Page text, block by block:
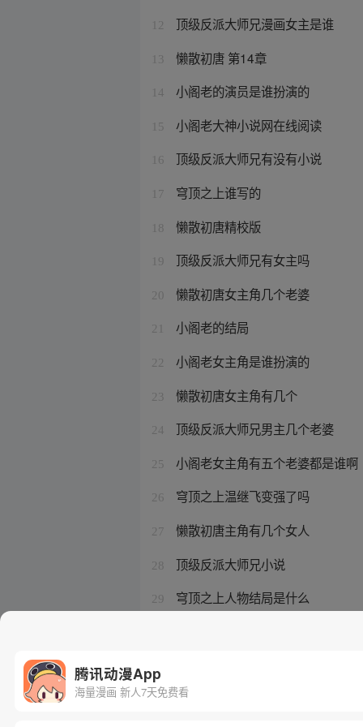
12 顶级反派大师兄漫画女主是谁
13 懒散初唐 第14章
14 小阁老的演员是谁扮演的
15 小阁老大神小说网在线阅读
16 顶级反派大师兄有没有小说
17 穹顶之上谁写的
18 懒散初唐精校版
19 顶级反派大师兄有女主吗
20 懒散初唐女主角几个老婆
21 小阁老的结局
22 小阁老女主角是谁扮演的
23 懒散初唐女主角有几个
24 顶级反派大师兄男主几个老婆
25 小阁老女主角有五个老婆都是谁啊
26 穹顶之上温继飞变强了吗
27 懒散初唐主角有几个女人
28 顶级反派大师兄小说
29 穹顶之上人物结局是什么
腾讯动漫App
海量漫画 新人7天免费看